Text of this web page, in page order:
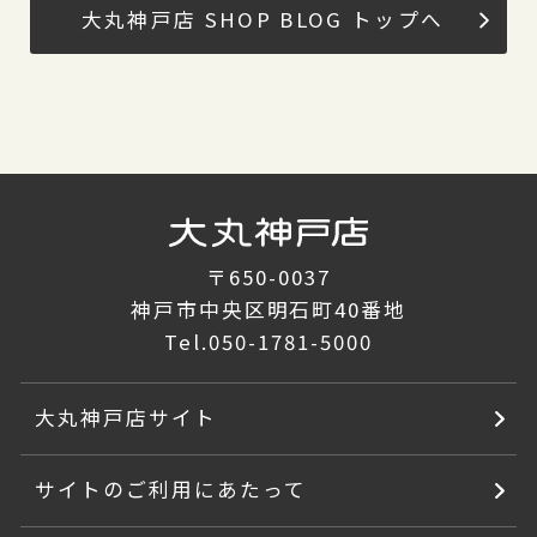
大丸神戸店 SHOP BLOG トップへ
〒650-0037
神戸市中央区明石町40番地
Tel.050-1781-5000
大丸神戸店サイト
サイトのご利用にあたって